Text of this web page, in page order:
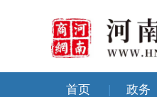
首页 | 政务